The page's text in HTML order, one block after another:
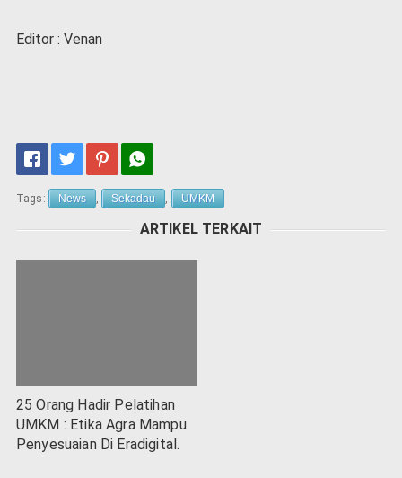
Editor : Venan
Tags: News Sekadau UMKM
ARTIKEL TERKAIT
25 Orang Hadir Pelatihan
UMKM : Etika Agra Mampu
Penyesuaian Di Eradigital.